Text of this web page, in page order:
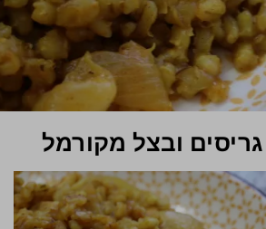
ובצל מקורמל